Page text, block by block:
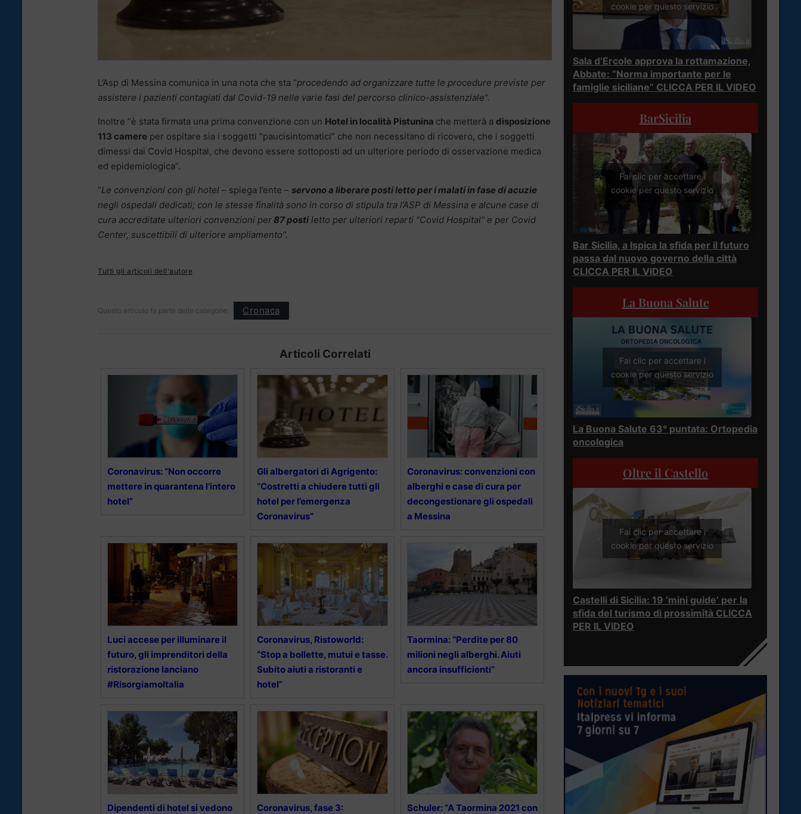
L’Asp di Messina comunica in una nota che sta “procedendo ad organizzare tutte le procedure previste per
assistere i pazienti contagiati dal Covid-19 nelle varie fasi del percorso clinico-assistenziale“.
Inoltre “è stata firmata una prima convenzione con un Hotel in località Pistunina che metterà a disposizione
113 camere per ospitare sia i soggetti “paucisintomatici” che non necessitano di ricovero, che i soggetti
dimessi dai Covid Hospital, che devono essere sottoposti ad un ulteriore periodo di osservazione medica
ed epidemiologica”.
“Le convenzioni con gli hotel – spiega l’ente – servono a liberare posti letto per i malati in fase di acuzie
negli ospedali dedicati; con le stesse finalità sono in corso di stipula tra l’ASP di Messina e alcune case di
cura accreditate ulteriori convenzioni per87 posti letto per ulteriori reparti “Covid Hospital” e per Covid
Center, suscettibili di ulteriore ampliamento”.
Tutti gli articoli dell'autore
Questo articolo fa parte delle categorie: Cronaca
Articoli Correlati
Coronavirus: “Non occorre
mettere in quarantena l’intero
hotel”
Gli albergatori di Agrigento:
“Costretti a chiudere tutti gli
hotel per l’emergenza
Coronavirus”
Coronavirus: convenzioni con
alberghi e case di cura per
decongestionare gli ospedali
a Messina
Luci accese per illuminare il
futuro, gli imprenditori della
ristorazione lanciano
#RisorgiamoItalia
Coronavirus, Ristoworld:
“Stop a bollette, mutui e tasse.
Subito aiuti a ristoranti e
hotel”
Taormina: “Perdite per 80
milioni negli alberghi. Aiuti
ancora insufficienti”
Dipendenti di hotel si vedono
Coronavirus, fase 3:
Schuler: “A Taormina 2021 con
cookie per questo servizio
Sala d’Ercole approva la rottamazione,
Abbate: “Norma importante per le
famiglie siciliane” CLICCA PER IL VIDEO
BarSicilia
Fai clic per accettare i
cookie per questo servizio
Bar Sicilia, a Ispica la sfida per il futuro
passa dal nuovo governo della città
CLICCA PER IL VIDEO
La Buona Salute
Fai clic per accettare i
cookie per questo servizio
La Buona Salute 63° puntata: Ortopedia
oncologica
Oltre il Castello
Fai clic per accettare i
cookie per questo servizio
Castelli di Sicilia: 19 ‘mini guide’ per la
sfida del turismo di prossimità CLICCA
PER IL VIDEO